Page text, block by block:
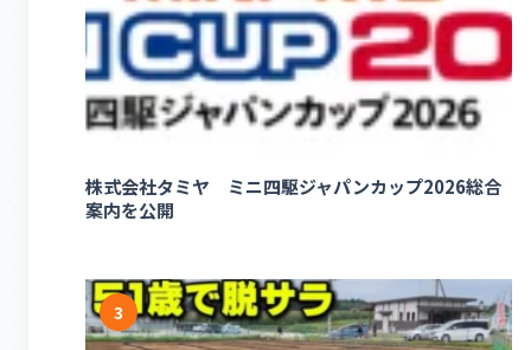
株式会社タミヤ ミニ四駆ジャパンカップ2026総合
案内を公開
3